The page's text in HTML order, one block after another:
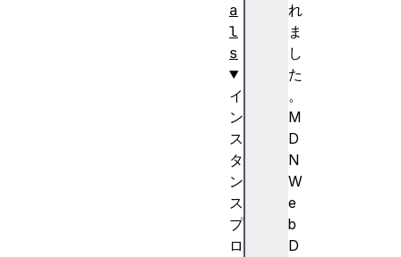
れ
ま
し
た
。
M
D
N
W
e
b
D
a
l
s
イ
ン
ス
タ
ン
ス
プ
ロ